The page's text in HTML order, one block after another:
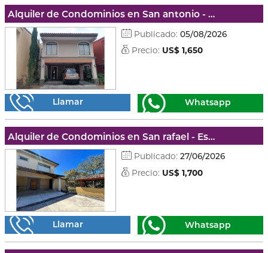
Alquiler de Condominios en San antonio - Escazú
Publicado: 05/08/2026
Precio: US$ 1,650
Llamar Whatsapp
Alquiler de Condominios en San rafael - Escazú
Publicado: 27/06/2026
Precio: US$ 1,700
Llamar Whatsapp